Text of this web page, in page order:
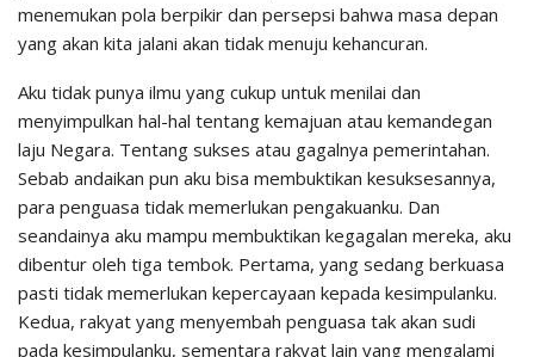
menemukan pola berpikir dan persepsi bahwa masa depan
yang akan kita jalani akan tidak menuju kehancuran.
Aku tidak punya ilmu yang cukup untuk menilai dan
menyimpulkan hal-hal tentang kemajuan atau kemandegan
laju Negara. Tentang sukses atau gagalnya pemerintahan.
Sebab andaikan pun aku bisa membuktikan kesuksesannya,
para penguasa tidak memerlukan pengakuanku. Dan
seandainya aku mampu membuktikan kegagalan mereka, aku
dibentur oleh tiga tembok. Pertama, yang sedang berkuasa
pasti tidak memerlukan kepercayaan kepada kesimpulanku.
Kedua, rakyat yang menyembah penguasa tak akan sudi
pada kesimpulanku, sementara rakyat lain yang mengalami